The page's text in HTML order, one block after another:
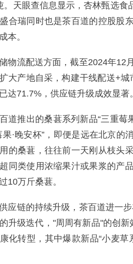
。天眼查信息显示，杏林甄选
合瑞同时也是茶百道的控股股
本。
物流配送方面，截至2024年12
大产地自采，构建干线配送+
达71.7%，供应链升级成效显著。
道推出的桑葚系列新品“三重
果·晚安杯”，即便是远在北京
的桑葚，往往前一天刚从枝头
同类使用浓缩果汁或果浆的产
10万斤桑葚。
应链的持续升级，茶百道进一
升级迭代，"周周有新品"的创新
化转型，其中爆款新品“小麦